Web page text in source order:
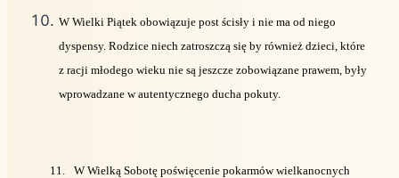
W Wielki Piątek obowiązuje post ścisły i nie ma od niego
dyspensy. Rodzice niech zatroszczą się by również dzieci, które
z racji młodego wieku nie są jeszcze zobowiązane prawem, były
wprowadzane w autentycznego ducha pokuty.
11.
W Wielką Sobotę poświęcenie pokarmów wielkanocnych